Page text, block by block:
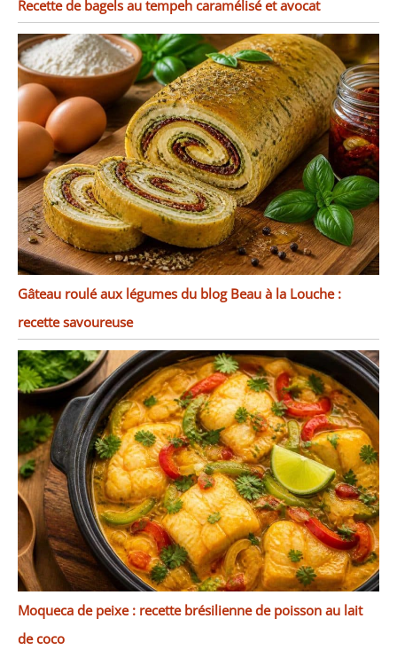
Recette de bagels au tempeh caramélisé et avocat
Gâteau roulé aux légumes du blog Beau à la Louche :
recette savoureuse
Moqueca de peixe : recette brésilienne de poisson au lait
de coco